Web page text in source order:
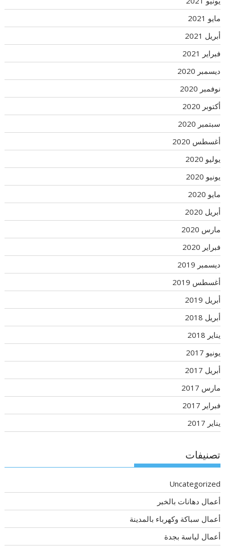
مايو 2021
أبريل 2021
فبراير 2021
ديسمبر 2020
نوفمبر 2020
أكتوبر 2020
سبتمبر 2020
أغسطس 2020
يوليو 2020
يونيو 2020
مايو 2020
أبريل 2020
مارس 2020
فبراير 2020
ديسمبر 2019
أغسطس 2019
أبريل 2019
أبريل 2018
يناير 2018
يونيو 2017
أبريل 2017
مارس 2017
فبراير 2017
يناير 2017
تصنيفات
Uncategorized
أعمال دهانات بالخبر
أعمال سباكة وكهرباء بالمدينة
أعمال لياسة بجدة